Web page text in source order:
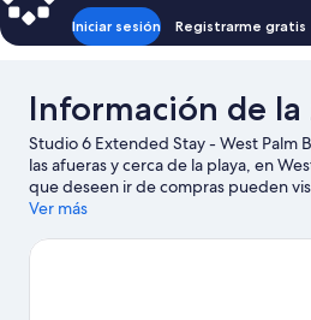
Iniciar sesión Registrarme gratis
Información de la
Studio 6 Extended Stay - West Palm
las afueras y cerca de la playa, en
que deseen ir de compras pueden
Worth Avenue, mientras que quienes
Asiste a un evento o partido en
Ver más